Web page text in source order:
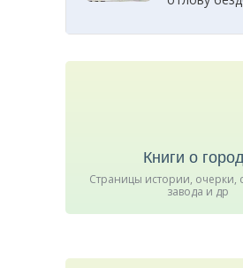
Книги о
Страницы истории, очерки,
завода и др